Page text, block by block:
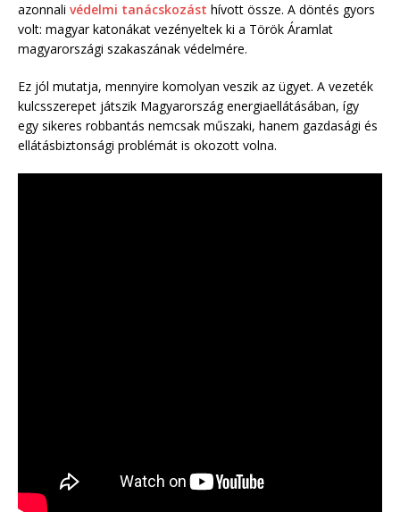
azonnali védelmi tanácskozást hívott össze. A döntés gyors
volt: magyar katonákat vezényeltek ki a Török Áramlat
magyarországi szakaszának védelmére.
Ez jól mutatja, mennyire komolyan veszik az ügyet. A vezeték
kulcsszerepet játszik Magyarország energiaellátásában, így
egy sikeres robbantás nemcsak műszaki, hanem gazdasági és
ellátásbiztonsági problémát is okozott volna.